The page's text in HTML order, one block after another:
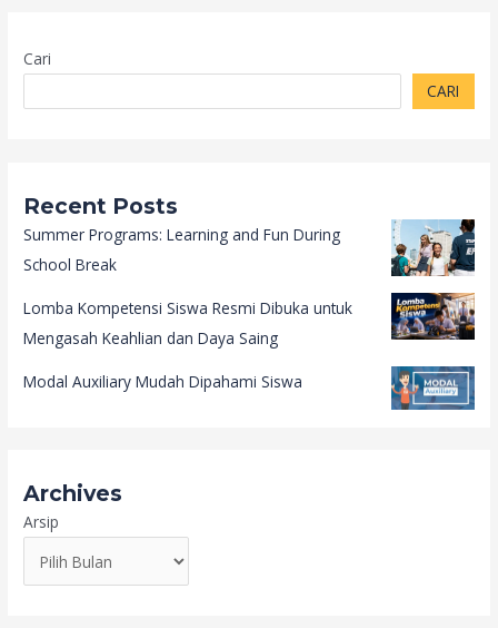
Cari
CARI
Recent Posts
Summer Programs: Learning and Fun During
School Break
Lomba Kompetensi Siswa Resmi Dibuka untuk
Mengasah Keahlian dan Daya Saing
Modal Auxiliary Mudah Dipahami Siswa
Archives
Arsip